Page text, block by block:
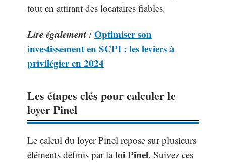
tout en attirant des locataires fiables.
Lire également : Optimiser son
investissement en SCPI : les leviers à
privilégier en 2024
Les étapes clés pour calculer le
loyer Pinel
Le calcul du loyer Pinel repose sur plusieurs
éléments définis par laloi Pinel. Suivez ces